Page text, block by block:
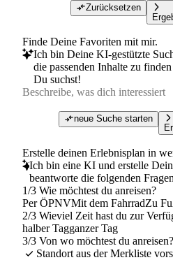
Zurücksetzen
Finde Deine Favoriten mit mir.
Ich bin Deine KI-gestützte
die passenden Inhalte zu
Du suchst!
neue Suche starten
Erstelle deinen Erlebnisplan in
Ich bin eine KI und erstelle
beantworte die folgenden
1/3 Wie möchtest du anreisen?
Per ÖPNVMit dem FahrradZu
2/3 Wieviel Zeit hast du zur
halber Tagganzer Tag
3/3 Von wo möchtest du anreisen?
Standort aus der Merkliste